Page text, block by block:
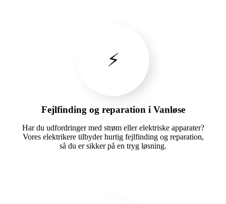
⚡
Fejlfinding og reparation i Vanløse
Har du udfordringer med strøm eller elektriske apparater?
Vores elektrikere tilbyder hurtig fejlfinding og reparation,
så du er sikker på en tryg løsning.